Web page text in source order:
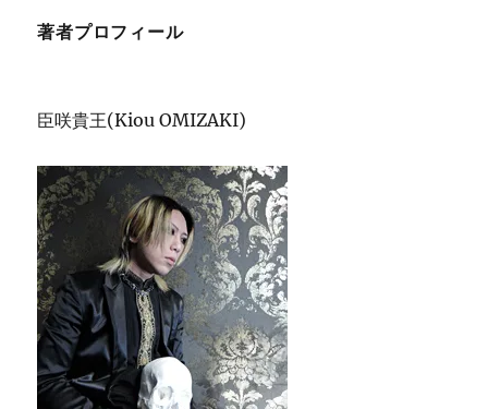
著者プロフィール
臣咲貴王(Kiou OMIZAKI)